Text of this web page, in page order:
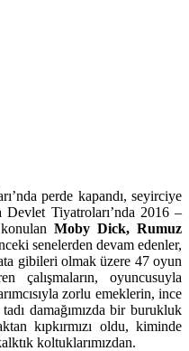
perde kapandı, seyirciye
Devlet Tiyatroları’nda 2016 –
konulanMoby Dick, Rumuz
senelerden devam edenler,
gibileri olmak üzere 47 oyun
çalışmaların, oyuncusuyla
zorlu emeklerin, ince
damağımızda bir burukluk
kıpkırmızı oldu, kiminde
koltuklarımızdan.